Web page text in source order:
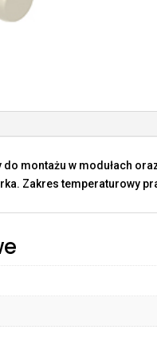
montażu w modułach
Zakres temperaturowy